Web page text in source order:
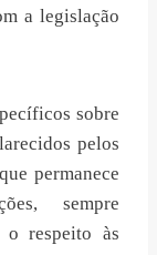
a legislação
sobre
pelos
permanece
sempre
o respeito às